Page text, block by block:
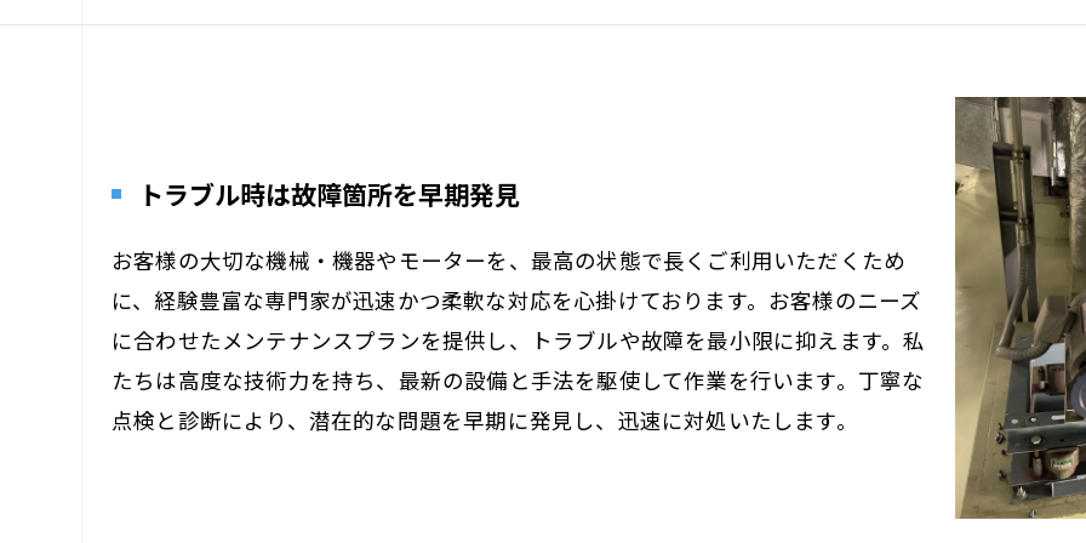
トラブル時は故障箇所を早期発見
お客様の大切な機械・機器やモーターを、最高の状態で長くご利用いただくため
に、経験豊富な専門家が迅速かつ柔軟な対応を心掛けております。お客様のニーズ
に合わせたメンテナンスプランを提供し、トラブルや故障を最小限に抑えます。私
たちは高度な技術力を持ち、最新の設備と手法を駆使して作業を行います。丁寧な
点検と診断により、潜在的な問題を早期に発見し、迅速に対処いたします。